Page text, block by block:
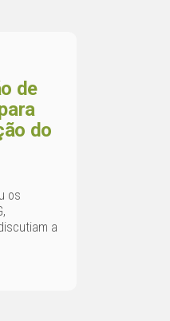
de
do
os
a